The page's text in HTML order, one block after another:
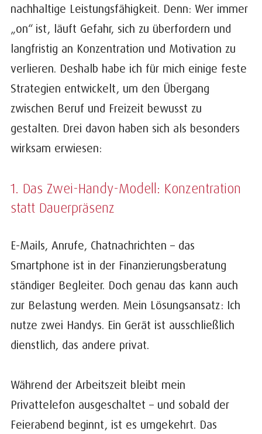
nachhaltige Leistungsfähigkeit. Denn: Wer immer
„on“ ist, läuft Gefahr, sich zu überfordern und
langfristig an Konzentration und Motivation zu
verlieren. Deshalb habe ich für mich einige feste
Strategien entwickelt, um den Übergang
zwischen Beruf und Freizeit bewusst zu
gestalten. Drei davon haben sich als besonders
wirksam erwiesen:
1. Das Zwei-Handy-Modell: Konzentration
statt Dauerpräsenz
E-Mails, Anrufe, Chatnachrichten – das
Smartphone ist in der Finanzierungsberatung
ständiger Begleiter. Doch genau das kann auch
zur Belastung werden. Mein Lösungsansatz: Ich
nutze zwei Handys. Ein Gerät ist ausschließlich
dienstlich, das andere privat.
Während der Arbeitszeit bleibt mein
Privattelefon ausgeschaltet – und sobald der
Feierabend beginnt, ist es umgekehrt. Das